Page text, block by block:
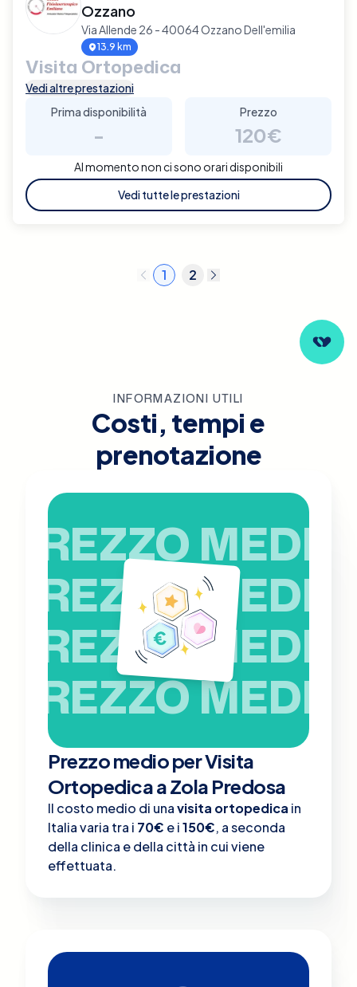
Ozzano
Via Allende 26 - 40064 Ozzano Dell'emilia
13.9 km
Visita Ortopedica
Vedi altre prestazioni
Prima disponibilità
-
Prezzo
120€
Al momento non ci sono orari disponibili
Vedi tutte le prestazioni
1 2
INFORMAZIONI UTILI
Costi, tempi e
prenotazione
PREZZO MEDIO
PREZZO MEDIO
PREZZO MEDIO
PREZZO MEDIO
Prezzo medio per Visita
Ortopedica a Zola Predosa
Il costo medio di unavisita ortopedica in
Italia varia tra i 70€ e i150€, a seconda
della clinica e della città in cui viene
effettuata.